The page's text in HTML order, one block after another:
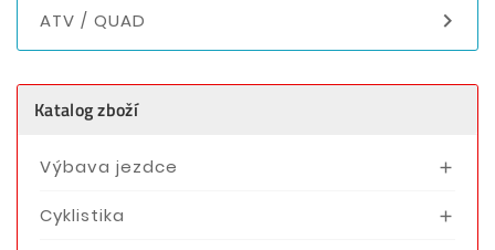
ATV / QUAD 
Katalog zboží
Výbava jezdce 
Cyklistika 